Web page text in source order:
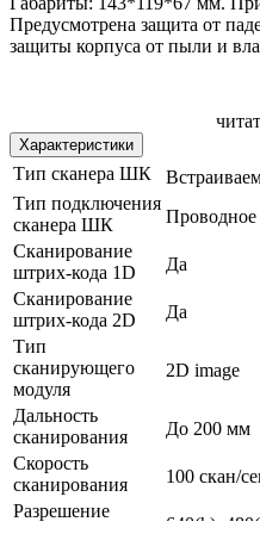
Предусмотрена защита от
защиты корпуса от пыли и
Основные характеристики
Скорость: до 100 сканов
Расстояние
Угол охвата: 50*35
Разрешение: от 4,0 MIL.
Минимальная
Температурный
Для подключения к онлайн-
компьютеру служит
можно заказать эмуляцию
Работа прибора
индикацией. Сканирование
этикетка попадает в зону
Характеристики
Тип сканера ШК
Тип подключения
сканера ШК
Проводное
Сканирование
штрих-кода 1D
Да
Сканирование
штрих-кода 2D
Да
Тип
сканирующего
модуля
2D image
Дальность
сканирования
До 200 мм
Скорость
сканирования
100 скан/
Разрешение